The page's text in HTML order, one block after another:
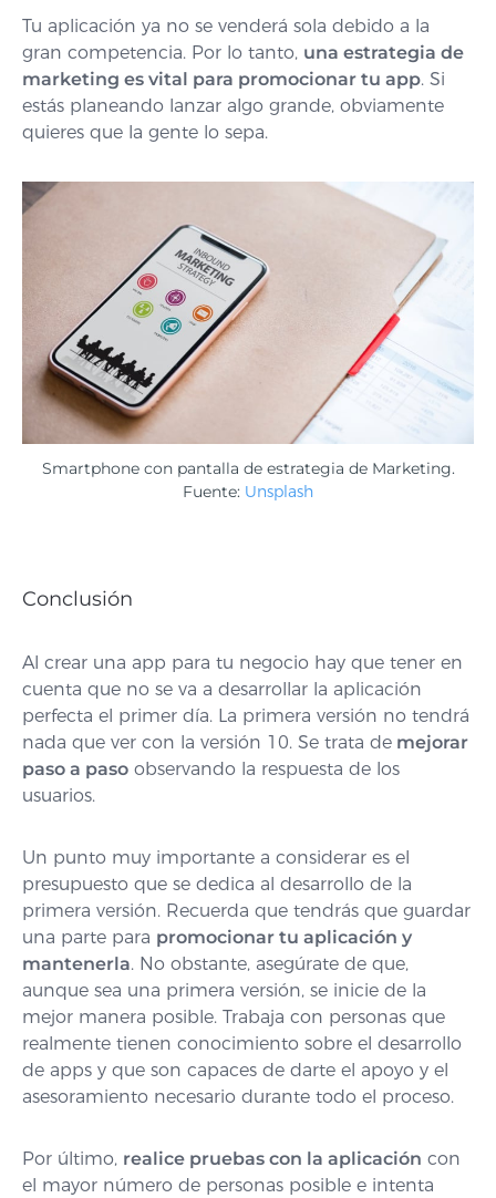
Tu aplicación ya no se venderá sola debido a la
gran competencia. Por lo tanto, una estrategia de
marketing es vital para promocionar tu app. Si
estás planeando lanzar algo grande, obviamente
quieres que la gente lo sepa.
Smartphone con pantalla de estrategia de Marketing.
Fuente: Unsplash
Conclusión
Al crear una app para tu negocio hay que tener en
cuenta que no se va a desarrollar la aplicación
perfecta el primer día. La primera versión no tendrá
nada que ver con la versión 10. Se trata de mejorar
paso a paso observando la respuesta de los
usuarios.
Un punto muy importante a considerar es el
presupuesto que se dedica al desarrollo de la
primera versión. Recuerda que tendrás que guardar
una parte para promocionar tu aplicación y
mantenerla. No obstante, asegúrate de que,
aunque sea una primera versión, se inicie de la
mejor manera posible. Trabaja con personas que
realmente tienen conocimiento sobre el desarrollo
de apps y que son capaces de darte el apoyo y el
asesoramiento necesario durante todo el proceso.
Por último, realice pruebas con la aplicación con
el mayor número de personas posible e intenta